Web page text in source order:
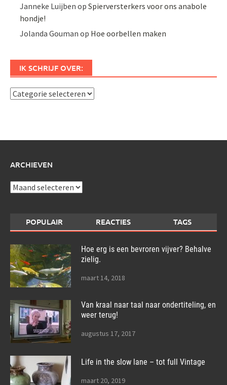
Janneke Luijben opSpierversterkers voor ons anabole
hondje!
Jolanda Gouman op Hoe oorbellen maken
IK SCHRIJF OVER:
Ik
ARCHIEVEN
Archieven
POPULAIR REACTIES TAGS
Hoe erg is een bevroren vijver? Behalve
zielig.
maart 14, 2018
Van kraal naar taal naar ondertiteling, en
weer terug!
augustus 17, 2017
Life in the slow lane – tot full Vintage
maart 20, 2019